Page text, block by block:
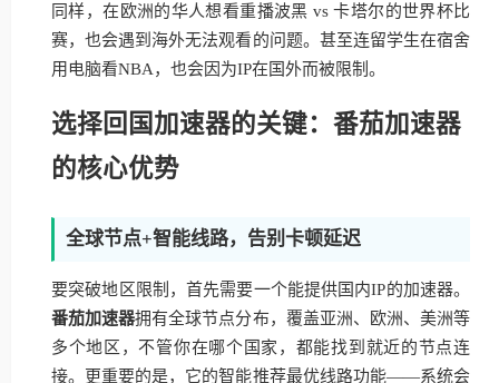
同样，在欧洲的华人想看重播波黑 vs 卡塔尔的世界杯比
赛，也会遇到海外无法观看的问题。甚至连留学生在宿舍
用电脑看NBA，也会因为IP在国外而被限制。
选择回国加速器的关键：番茄加速器
的核心优势
全球节点+智能线路，告别卡顿延迟
要突破地区限制，首先需要一个能提供国内IP的加速器。
番茄加速器拥有全球节点分布，覆盖亚洲、欧洲、美洲等
多个地区，不管你在哪个国家，都能找到就近的节点连
接。更重要的是，它的智能推荐最优线路功能——系统会